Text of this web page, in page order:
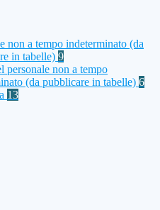
non a tempo indeterminato (da
in tabelle) 9
personale non a tempo
(da pubblicare in tabelle) 6
13